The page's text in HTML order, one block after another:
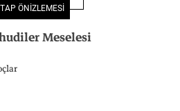
Kesişimler
ÖNİZLEMESİ
Meselesi